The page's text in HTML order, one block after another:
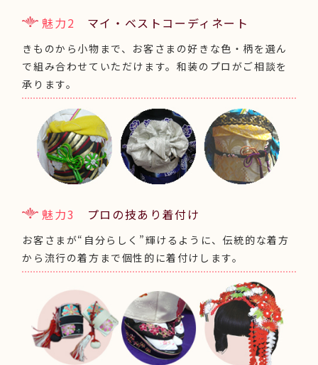
魅力2 マイ・ベストコーディネート
きものから小物まで、お客さまの好きな色・柄を選ん
で組み合わせていただけます。和装のプロがご相談を
承ります。
魅力3 プロの技あり着付け
お客さまが“自分らしく”輝けるように、伝統的な着方
から流行の着方まで個性的に着付けします。